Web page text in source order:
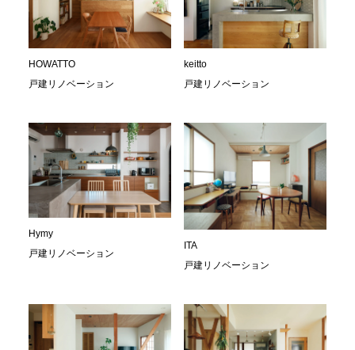
HOWATTO
戸建リノベーション
keitto
戸建リノベーション
Hymy
戸建リノベーション
ITA
戸建リノベーション